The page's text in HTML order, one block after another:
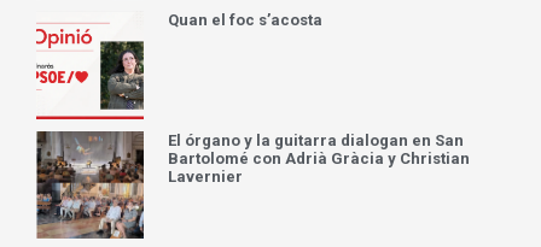
Quan el foc s’acosta
El órgano y la guitarra dialogan en San
Bartolomé con Adrià Gràcia y Christian
Lavernier